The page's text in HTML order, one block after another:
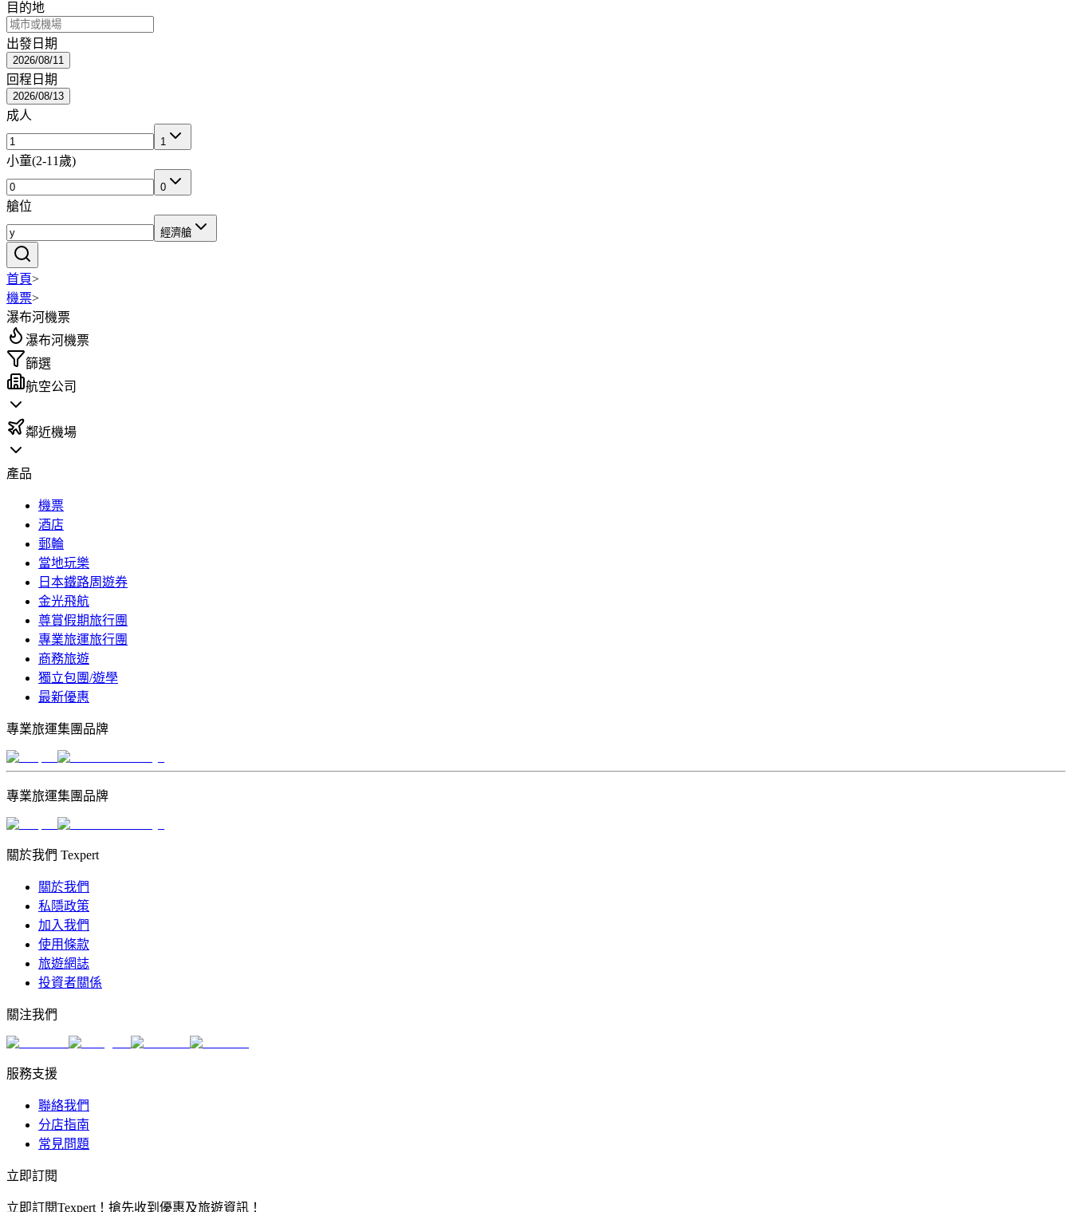
目的地
出發日期
2026/08/11
回程日期
2026/08/13
成人
1
小童(2-11歲)
0
艙位
經濟艙
首頁>
機票>
瀑布河機票
瀑布河機票
篩選
航空公司
鄰近機場
產品
機票
酒店
郵輪
當地玩樂
日本鐵路周遊券
金光飛航
尊賞假期旅行團
專業旅運旅行團
商務旅遊
獨立包團/遊學
最新優惠
專業旅運集團品牌
專業旅運集團品牌
關於我們 Texpert
關於我們
私隱政策
加入我們
使用條款
旅遊網誌
投資者關係
關注我們
服務支援
聯絡我們
分店指南
常見問題
立即訂閱
立即訂閱Texpert！搶先收到優惠及旅遊資訊！